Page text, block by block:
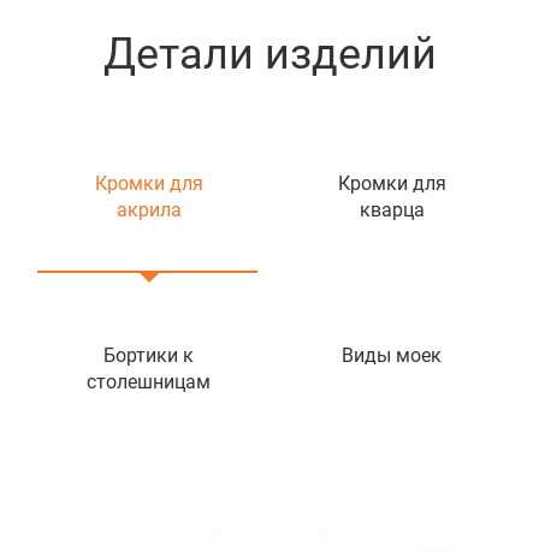
Детали изделий
Кромки для
акрила
Кромки для
кварца
Бортики к
столешницам
Виды моек